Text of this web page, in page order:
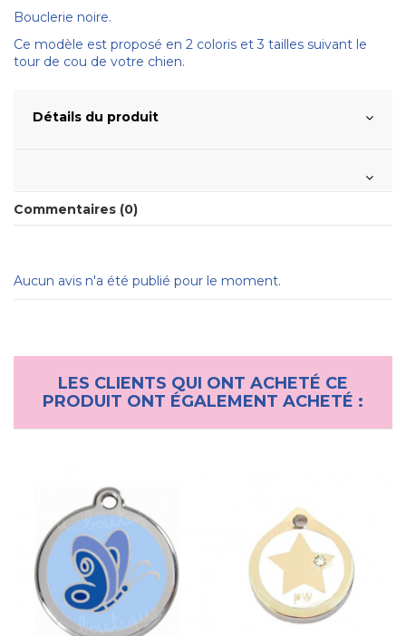
Bouclerie noire.
Ce modèle est proposé en 2 coloris et 3 tailles suivant le
tour de cou de votre chien.
Détails du produit
Commentaires (0)
Aucun avis n'a été publié pour le moment.
LES CLIENTS QUI ONT ACHETÉ CE
PRODUIT ONT ÉGALEMENT ACHETÉ :